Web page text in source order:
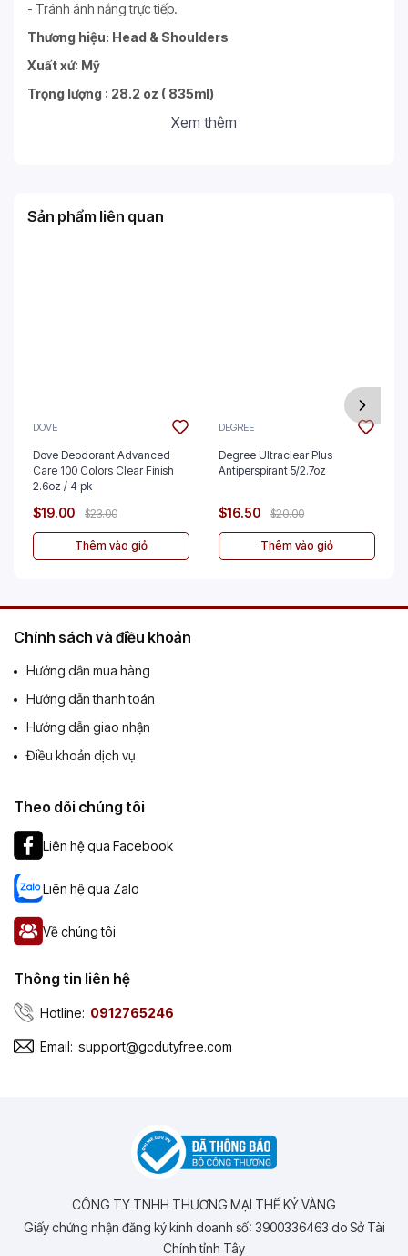
- Tránh ánh nắng trực tiếp.
Thương hiệu: Head & Shoulders
Xuất xứ: Mỹ
Trọng lượng : 28.2 oz ( 835ml)
Xem thêm
Sản phẩm liên quan
DOVE
Dove Deodorant Advanced
Care 100 Colors Clear Finish
2.6oz / 4 pk
$19.00 $23.00
Thêm vào giỏ
DEGREE
Degree Ultraclear Plus
Antiperspirant 5/2.7oz
$16.50 $20.00
Thêm vào giỏ
Chính sách và điều khoản
Hướng dẫn mua hàng
Hướng dẫn thanh toán
Hướng dẫn giao nhận
Điều khoản dịch vụ
Theo dõi chúng tôi
Liên hệ qua Facebook
Liên hệ qua Zalo
Về chúng tôi
Thông tin liên hệ
Hotline: 0912765246
Email: support@gcdutyfree.com
CÔNG TY TNHH THƯƠNG MẠI THẾ KỶ VÀNG
Giấy chứng nhận đăng ký kinh doanh số: 3900336463 do Sở Tài
Chính tỉnh Tây